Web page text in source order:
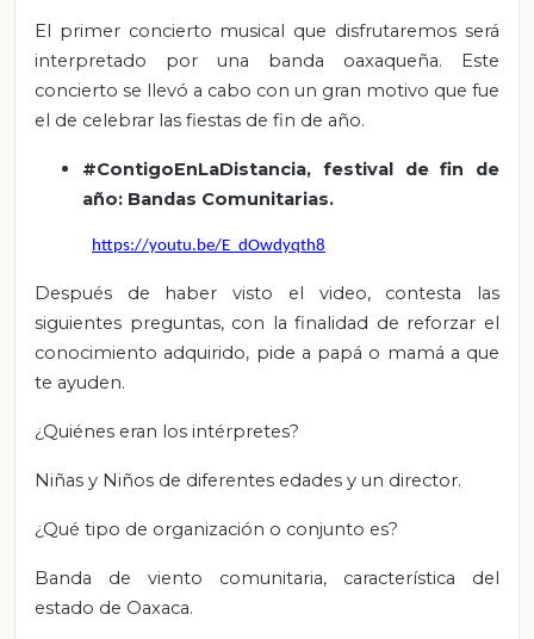
El primer concierto musical que disfrutaremos será
interpretado por una banda oaxaqueña. Este
concierto se llevó a cabo con un gran motivo que fue
el de celebrar las fiestas de fin de año.
#ContigoEnLaDistancia, festival de fin de
año: Bandas Comunitarias.
https://youtu.be/E_dOwdyqth8
Después de haber visto el video, contesta las
siguientes preguntas, con la finalidad de reforzar el
conocimiento adquirido, pide a papá o mamá a que
te ayuden.
¿Quiénes eran los intérpretes?
Niñas y Niños de diferentes edades y un director.
¿Qué tipo de organización o conjunto es?
Banda de viento comunitaria, característica del
estado de Oaxaca.